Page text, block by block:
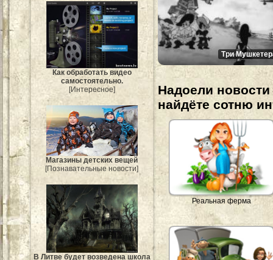
Как обработать видео
самостоятельно.
[Интересное]
Магазины детских вещей
[Познавательные новости]
В Литве будет возведена школа
Три
Надоели
найдёте сотню
Реальная ферма